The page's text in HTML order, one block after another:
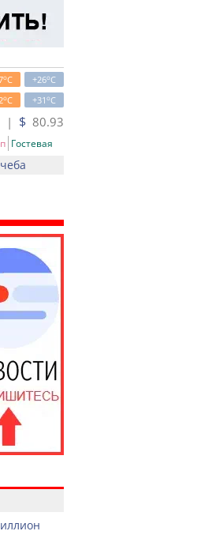
+26oC
oC
+31oC
oC
| $ 80.93
Гостевая